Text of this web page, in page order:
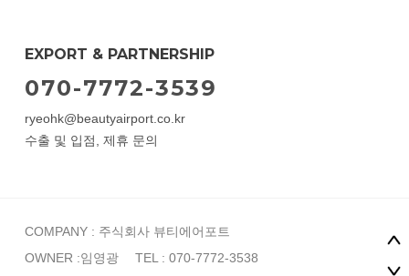
EXPORT & PARTNERSHIP
070-7772-3539
ryeohk@beautyairport.co.kr
수출 및 입점, 제휴 문의
COMPANY : 주식회사 뷰티에어포트
OWNER :임영광
TEL : 070-7772-3538